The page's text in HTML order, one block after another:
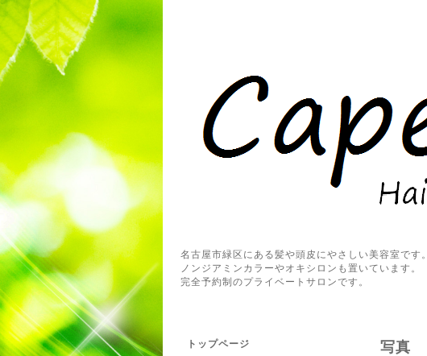
名古屋市緑区にある髪や頭皮にやさしい美容室です。
ノンジアミンカラーやオキシロンも置いています。
完全予約制のプライベートサロンです。
写真
トップページ